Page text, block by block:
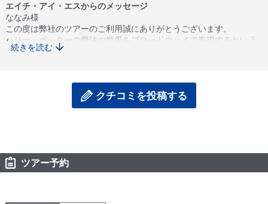
エイチ・アイ・エスからのメッセージ
ななみ様
この度は弊社のツアーのご利用誠にありがとうございます。
ハリー・ポッターの魔法の世界をブロードウェイで表現するという
素晴らしい演出を実際に見て感じていただくことができて何よりで
続きを読む
クチコミを投稿する
ツアー予約